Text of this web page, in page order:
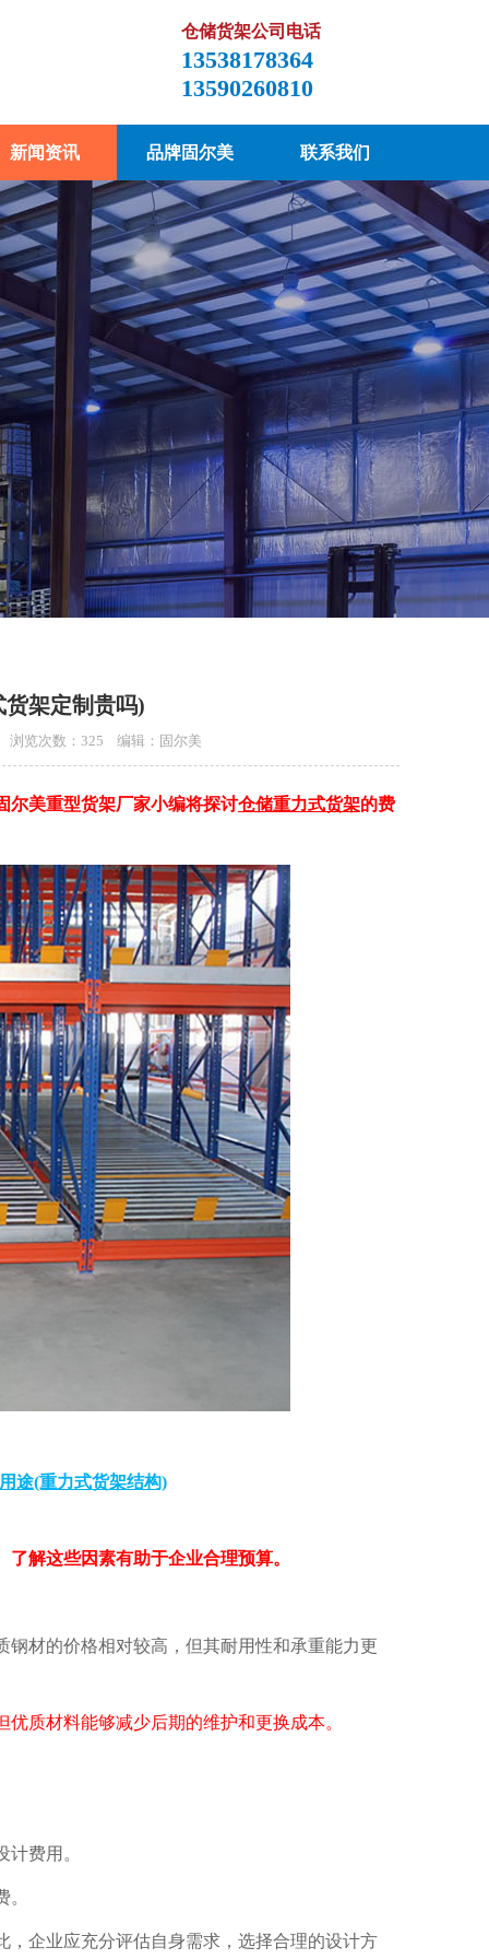
仓储货架公司电话
13538178364
13590260810
新闻资讯 品牌固尔美 联系我们
架定制贵吗)
浏览次数：325 编辑：固尔美
尔美重型货架厂家小编将探讨仓储重力式货架的费
途(重力式货架结构)
解这些因素有助于企业合理预算。
材的价格相对较高，但其耐用性和承重能力更
质材料能够减少后期的维护和更换成本。
费用。
企业应充分评估自身需求，选择合理的设计方